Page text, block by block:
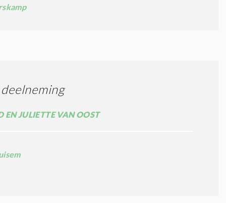
EN JULIETTE VAN OOST